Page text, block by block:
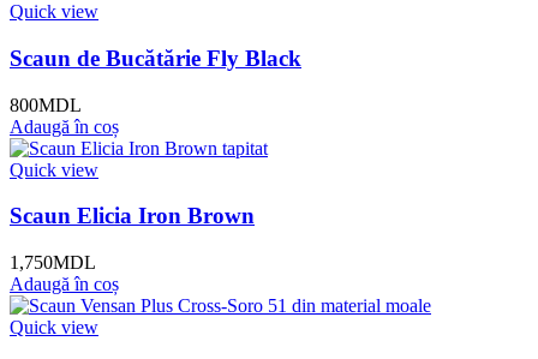
Quick view
Scaun de Bucătărie Fly Black
800MDL
Adaugă în coș
Quick view
Scaun Elicia Iron Brown
1,750MDL
Adaugă în coș
Quick view